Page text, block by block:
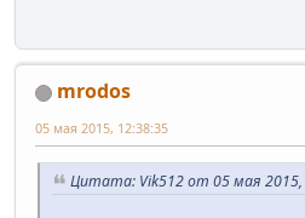
mrodos
05 мая 2015, 12:38:35
Цитата: Vik512 от 05 мая 2015,